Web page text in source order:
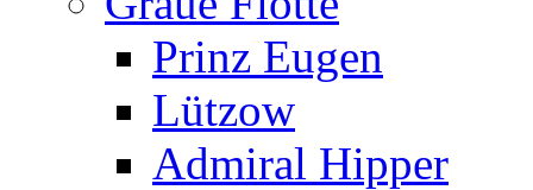
Prinz Eugen
Lützow
Admiral Hipper